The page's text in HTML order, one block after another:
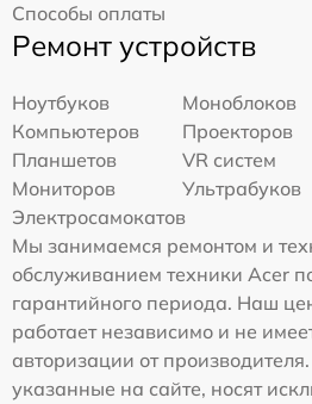
Способы оплаты
Ремонт устройств
Ноутбуков
Моноблоков
Компьютеров
Проекторов
Планшетов
VR систем
Мониторов
Ультрабуков
Электросамокатов
Мы занимаемся ремонтом и
обслуживанием техники Acer
гарантийного периода. Наш
работает независимо и не
авторизации от
указанные на сайте, носят